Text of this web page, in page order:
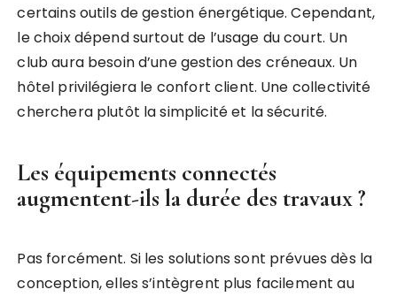
certains outils de gestion énergétique. Cependant,
le choix dépend surtout de l’usage du court. Un
club aura besoin d’une gestion des créneaux. Un
hôtel privilégiera le confort client. Une collectivité
cherchera plutôt la simplicité et la sécurité.
Les équipements connectés
augmentent-ils la durée des travaux ?
Pas forcément. Si les solutions sont prévues dès la
conception, elles s’intègrent plus facilement au